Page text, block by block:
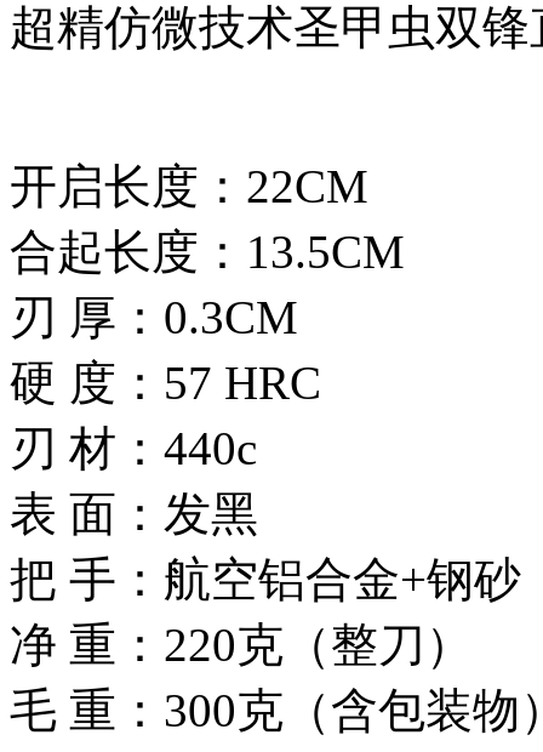
超精仿微技术圣甲虫双
开启长度：22CM
合起长度：13.5CM
刃 厚：0.3CM
硬 度：57 HRC
刃 材：440c
表 面：发黑
把 手：航空铝合金+钢砂
净 重：220克（整刀）
毛 重：300克（含包装物